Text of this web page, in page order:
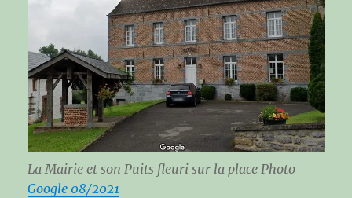
La Mairie et son Puits fleuri sur la place Photo
Google 08/2021